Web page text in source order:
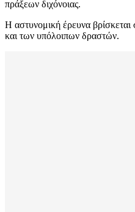
πράξεων διχόνοιας.
Η αστυνομική έρευνα βρίσκεται
και των υπόλοιπων δραστών.